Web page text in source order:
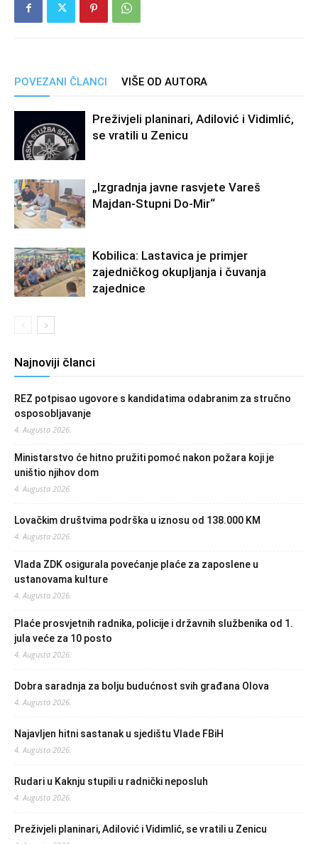
POVEZANI ČLANCI VIŠE OD AUTORA
Preživjeli planinari, Adilović i Vidimlić,
se vratili u Zenicu
„Izgradnja javne rasvjete Vareš
Majdan-Stupni Do-Mir“
Kobilica: Lastavica je primjer
zajedničkog okupljanja i čuvanja
zajednice
Najnoviji članci
REZ potpisao ugovore s kandidatima odabranim za stručno
osposobljavanje
4. Augusta 2026.
Ministarstvo će hitno pružiti pomoć nakon požara koji je
uništio njihov dom
4. Augusta 2026.
Lovačkim društvima podrška u iznosu od 138.000 KM
4. Augusta 2026.
Vlada ZDK osigurala povećanje plaće za zaposlene u
ustanovama kulture
4. Augusta 2026.
Plaće prosvjetnih radnika, policije i državnih službenika od 1.
jula veće za 10 posto
4. Augusta 2026.
Dobra saradnja za bolju budućnost svih građana Olova
4. Augusta 2026.
Najavljen hitni sastanak u sjedištu Vlade FBiH
4. Augusta 2026.
Rudari u Kaknju stupili u radnički neposluh
4. Augusta 2026.
Preživjeli planinari, Adilović i Vidimlić, se vratili u Zenicu